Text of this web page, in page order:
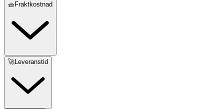
🧺Fraktkostnad
🚀Leveranstid